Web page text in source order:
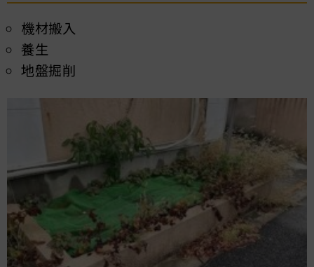
機材搬入
養生
地盤掘削